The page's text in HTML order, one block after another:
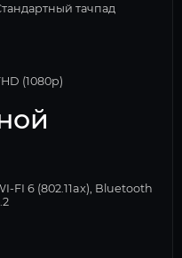
тачпад
(1080p)
FI 6 (802.11ax), Bluetooth